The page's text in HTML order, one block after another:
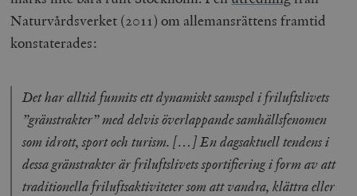
Naturvårdsverket (2011) om allemansrättens framtid
konstaterades:
Det har alltid funnits ett dynamiskt samspel i friluftslivets
”gränstrakter” med delvis överlappande samhällsfenomen
som idrott, sport och turism. […] En dagsaktuell tendens i
dessa gränstrakter är friluftslivets sportifiering i form av att
traditionella friluftsaktiviteter som att vandra, klättra eller